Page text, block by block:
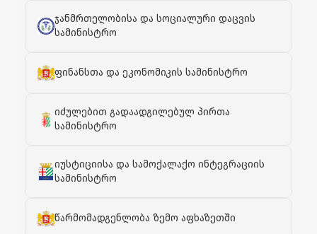
ჯანმრთელობისა და სოციალური დაცვის
სამინისტრო
ფინანსთა და ეკონომიკის სამინისტრო
იძულებით გადაადგილებულ პირთა
სამინისტრო
იუსტიციისა და სამოქალაქო ინტეგრაციის
სამინისტრო
წარმომადგენლობა ზემო აფხაზეთში